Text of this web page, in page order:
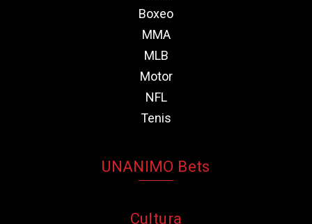
Boxeo
MMA
MLB
Motor
NFL
Tenis
UNANIMO Bets
Cultura